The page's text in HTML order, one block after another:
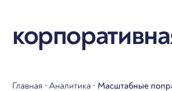
Главная • Аналитика • Масштабные